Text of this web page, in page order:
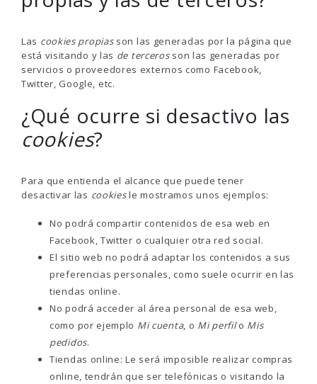
Las cookies propiasson las generadas por la página que
está visitando y las de tercerosson las generadas por
servicios o proveedores externos como Facebook,
Twitter, Google, etc.
¿Qué ocurre si desactivo las
cookies?
Para que entienda el alcance que puede tener
desactivar las cookiesle mostramos unos ejemplos:
No podrá compartir contenidos de esa web en
Facebook, Twitter o cualquier otra red social.
El sitio web no podrá adaptar los contenidos a sus
preferencias personales, como suele ocurrir en las
tiendas online.
No podrá acceder al área personal de esa web,
como por ejemplo Mi cuenta, o Mi perfilo Mis
pedidos.
Tiendas online: Le será imposible realizar compras
online, tendrán que ser telefónicas o visitando la